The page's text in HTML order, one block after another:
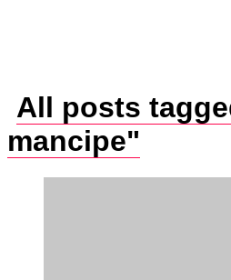
All posts
mancipe"